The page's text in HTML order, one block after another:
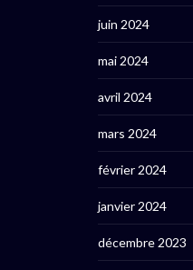
juin 2024
mai 2024
avril 2024
mars 2024
février 2024
janvier 2024
décembre 2023